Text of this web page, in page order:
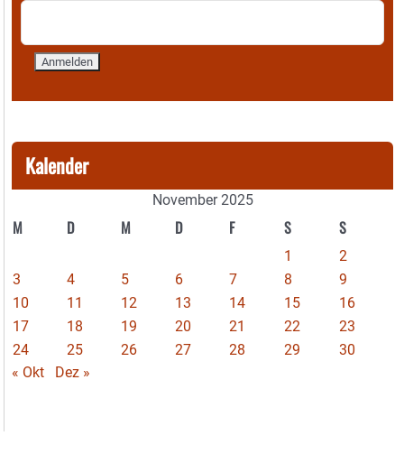
Kalender
November 2025
M D M D F S S
1
2
3
4 5 6 7 8
9
10
11 12 13 14 15
16
17
18 19 20 21 22
23
24
25 26 27 28 29
30
« Okt
Dez »